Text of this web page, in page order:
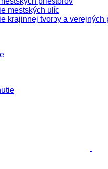
mestských ulíc
krajinnej tvorby a verejných